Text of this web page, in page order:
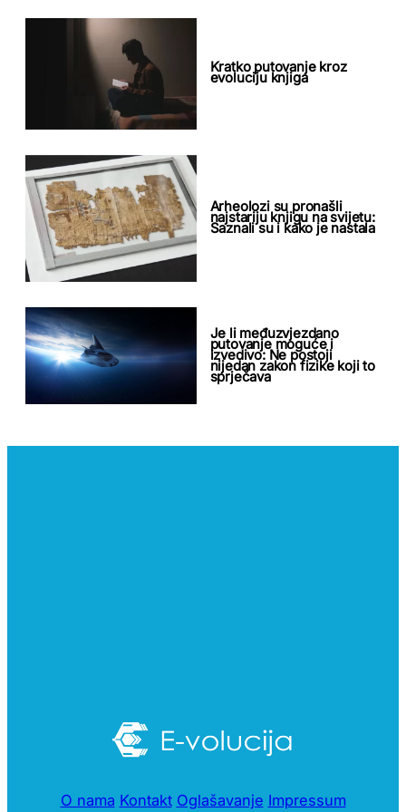
Kratko putovanje kroz
evoluciju knjiga
Arheolozi su pronašli
najstariju knjigu na svijetu:
Saznali su i kako je nastala
Je li međuzvjezdano
putovanje moguće i
izvedivo: Ne postoji
nijedan zakon fizike koji to
sprječava
O nama Kontakt Oglašavanje Impressum